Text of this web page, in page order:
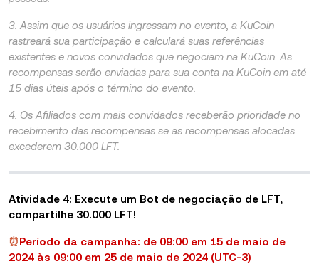
3. Assim que os usuários ingressam no evento, a KuCoin
rastreará sua participação e calculará suas referências
existentes e novos convidados que negociam na KuCoin. As
recompensas serão enviadas para sua conta na KuCoin em até
15 dias úteis após o término do evento.
4. Os Afiliados com mais convidados receberão prioridade no
recebimento das recompensas se as recompensas alocadas
excederem 30.000 LFT.
Atividade 4: Execute um Bot de negociação de LFT,
compartilhe 30.000 LFT!
⏰Período da campanha: de 09:00 em 15 de maio de
2024 às 09:00 em 25 de maio de 2024 (UTC-3)